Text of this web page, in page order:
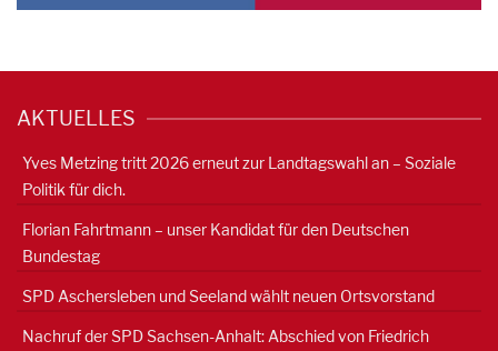
AKTUELLES
Yves Metzing tritt 2026 erneut zur Landtagswahl an – Soziale
Politik für dich.
Florian Fahrtmann – unser Kandidat für den Deutschen
Bundestag
SPD Aschersleben und Seeland wählt neuen Ortsvorstand
Nachruf der SPD Sachsen-Anhalt: Abschied von Friedrich